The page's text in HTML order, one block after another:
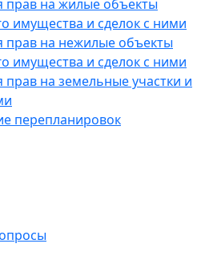
прав на жилые объекты
имущества и сделок с ними
прав на нежилые объекты
имущества и сделок с ними
прав на земельные участки и
перепланировок